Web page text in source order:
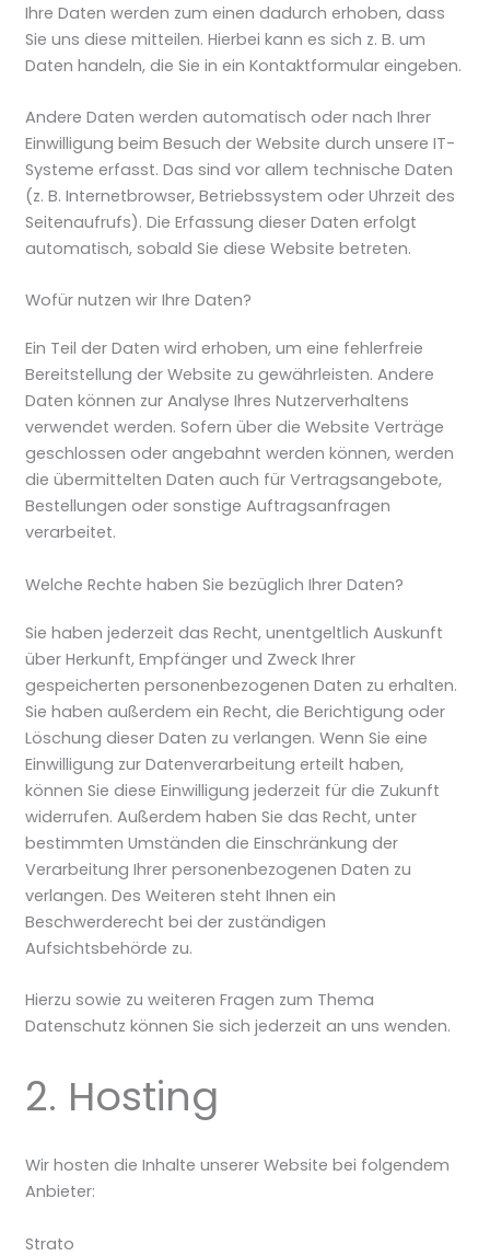
Ihre Daten werden zum einen dadurch erhoben, dass
Sie uns diese mitteilen. Hierbei kann es sich z. B. um
Daten handeln, die Sie in ein Kontaktformular eingeben.
Andere Daten werden automatisch oder nach Ihrer
Einwilligung beim Besuch der Website durch unsere IT-
Systeme erfasst. Das sind vor allem technische Daten
(z. B. Internetbrowser, Betriebssystem oder Uhrzeit des
Seitenaufrufs). Die Erfassung dieser Daten erfolgt
automatisch, sobald Sie diese Website betreten.
Wofür nutzen wir Ihre Daten?
Ein Teil der Daten wird erhoben, um eine fehlerfreie
Bereitstellung der Website zu gewährleisten. Andere
Daten können zur Analyse Ihres Nutzerverhaltens
verwendet werden. Sofern über die Website Verträge
geschlossen oder angebahnt werden können, werden
die übermittelten Daten auch für Vertragsangebote,
Bestellungen oder sonstige Auftragsanfragen
verarbeitet.
Welche Rechte haben Sie bezüglich Ihrer Daten?
Sie haben jederzeit das Recht, unentgeltlich Auskunft
über Herkunft, Empfänger und Zweck Ihrer
gespeicherten personenbezogenen Daten zu erhalten.
Sie haben außerdem ein Recht, die Berichtigung oder
Löschung dieser Daten zu verlangen. Wenn Sie eine
Einwilligung zur Datenverarbeitung erteilt haben,
können Sie diese Einwilligung jederzeit für die Zukunft
widerrufen. Außerdem haben Sie das Recht, unter
bestimmten Umständen die Einschränkung der
Verarbeitung Ihrer personenbezogenen Daten zu
verlangen. Des Weiteren steht Ihnen ein
Beschwerderecht bei der zuständigen
Aufsichtsbehörde zu.
Hierzu sowie zu weiteren Fragen zum Thema
Datenschutz können Sie sich jederzeit an uns wenden.
2. Hosting
Wir hosten die Inhalte unserer Website bei folgendem
Anbieter:
Strato